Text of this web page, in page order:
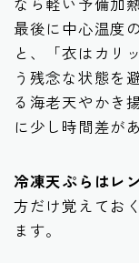
最後に中心温度
と、「衣はカリ
う残念な状態を
る海老天やかき
に少し時間差が
冷凍天ぷらはレ
方だけ覚えてお
ます。